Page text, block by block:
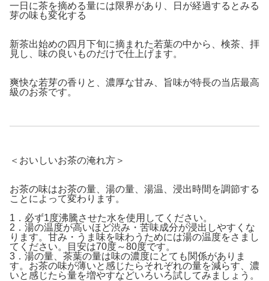
一日に茶を摘める量には限界があり、日が経過するとみる
芽の味も変化する
新茶出始めの四月下旬に摘まれた若葉の中から、検茶、拝
見し、味の良いものだけで仕上げます。
爽快な若芽の香りと、濃厚な甘み、旨味が特長の当店最高
級のお茶です。
＜おいしいお茶の淹れ方＞
お茶の味はお茶の量、湯の量、湯温、浸出時間 を調節する
ことによって変わります。
1．必ず1度沸騰させた水を使用してください。
2．湯の温度が高いほど渋み・苦味成分が浸出しやすくな
ります。甘み・うま味を味わうためには湯の温度をさまし
てください。目安は70度～80度です。
3．湯の量、茶葉の量は味の濃度にとても関係がありま
す。お茶の味が薄いと感じたらそれぞれの量を減らす、濃
いと感じたら量を増やすなどいろいろ試してみましょう。